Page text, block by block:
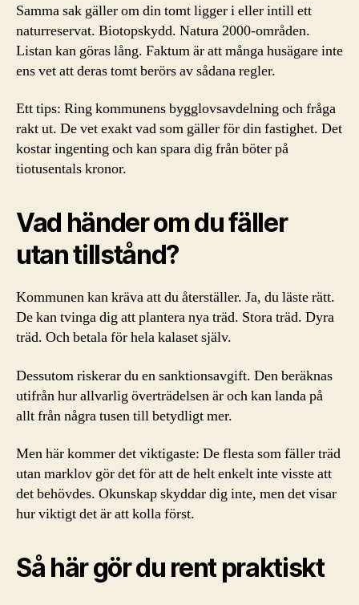
Samma sak gäller om din tomt ligger i eller intill ett
naturreservat. Biotopskydd. Natura 2000-områden.
Listan kan göras lång. Faktum är att många husägare inte
ens vet att deras tomt berörs av sådana regler.
Ett tips: Ring kommunens bygglovsavdelning och fråga
rakt ut. De vet exakt vad som gäller för din fastighet. Det
kostar ingenting och kan spara dig från böter på
tiotusentals kronor.
Vad händer om du fäller
utan tillstånd?
Kommunen kan kräva att du återställer. Ja, du läste rätt.
De kan tvinga dig att plantera nya träd. Stora träd. Dyra
träd. Och betala för hela kalaset själv.
Dessutom riskerar du en sanktionsavgift. Den beräknas
utifrån hur allvarlig överträdelsen är och kan landa på
allt från några tusen till betydligt mer.
Men här kommer det viktigaste: De flesta som fäller träd
utan marklov gör det för att de helt enkelt inte visste att
det behövdes. Okunskap skyddar dig inte, men det visar
hur viktigt det är att kolla först.
Så här gör du rent praktiskt